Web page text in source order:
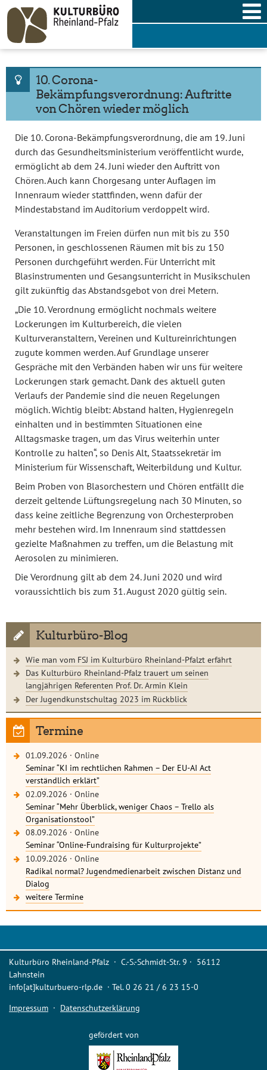
Skip
content
10. Corona-
Bekämpfungsverordnung: Auftritte
von Chören wieder möglich
Die 10. Corona-Bekämpfungsverordnung, die am 19. Juni
durch das Gesundheitsministerium veröffentlicht wurde,
ermöglicht ab dem 24. Juni wieder den Auftritt von
Chören. Auch kann Chorgesang unter Auflagen im
Innenraum wieder stattfinden, wenn dafür der
Mindestabstand im Auditorium verdoppelt wird.
Veranstaltungen im Freien dürfen nun mit bis zu 350
Personen, in geschlossenen Räumen mit bis zu 150
Personen durchgeführt werden. Für Unterricht mit
Blasinstrumenten und Gesangsunterricht in Musikschulen
gilt zukünftig das Abstandsgebot von drei Metern.
„Die 10. Verordnung ermöglicht nochmals weitere
Lockerungen im Kulturbereich, die vielen
Kulturveranstaltern, Vereinen und Kultureinrichtungen
zugute kommen werden. Auf Grundlage unserer
Gespräche mit den Verbänden haben wir uns für weitere
Lockerungen stark gemacht. Dank des aktuell guten
Verlaufs der Pandemie sind die neuen Regelungen
möglich. Wichtig bleibt: Abstand halten, Hygienregeln
einhalten und in bestimmten Situationen eine
Alltagsmaske tragen, um das Virus weiterhin unter
Kontrolle zu halten“, so Denis Alt, Staatssekretär im
Ministerium für Wissenschaft, Weiterbildung und Kultur.
Beim Proben von Blasorchestern und Chören entfällt die
derzeit geltende Lüftungsregelung nach 30 Minuten, so
dass keine zeitliche Begrenzung von Orchesterproben
mehr bestehen wird. Im Innenraum sind stattdessen
gezielte Maßnahmen zu treffen, um die Belastung mit
Aerosolen zu minimieren.
Die Verordnung gilt ab dem 24. Juni 2020 und wird
voraussichtlich bis zum 31. August 2020 gültig sein.
Kulturbüro-Blog
Wie man vom FSJ im Kulturbüro Rheinland-Pfalzt erfährt
Das Kulturbüro Rheinland-Pfalz trauert um seinen
langjährigen Referenten Prof. Dr. Armin Klein
Der Jugendkunstschultag 2023 im Rückblick
Termine
01.09.2026 · Online
Seminar “KI im rechtlichen Rahmen – Der EU-AI Act
verständlich erklärt”
02.09.2026 · Online
Seminar “Mehr Überblick, weniger Chaos – Trello als
Organisationstool”
08.09.2026 · Online
Seminar “Online-Fundraising für Kulturprojekte”
10.09.2026 · Online
Radikal normal? Jugendmedienarbeit zwischen Distanz und
Dialog
weitere Termine
Kulturbüro Rheinland-Pfalz · C.-S.-Schmidt-Str. 9 · 56112
Lahnstein
info[at]kulturbuero-rlp.de · Tel. 0 26 21 / 6 23 15-0
Impressum · Datenschutzerklärung
gefördert von